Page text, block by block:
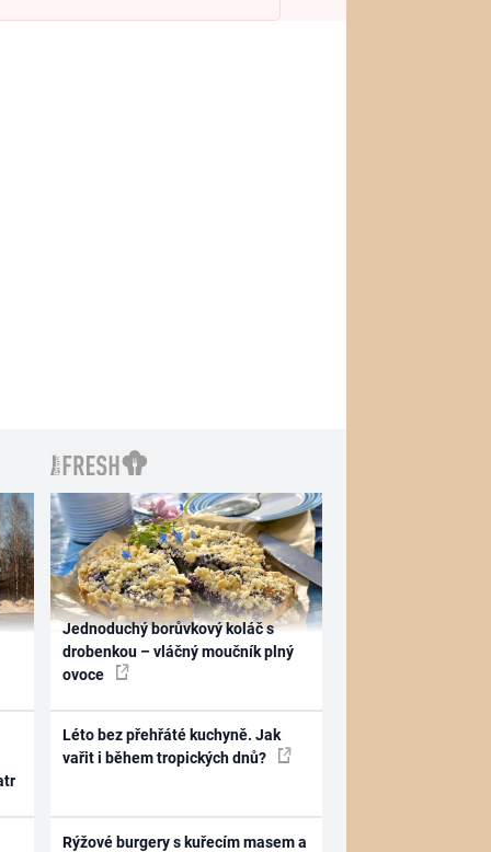
Jednoduchý borůvkový koláč s
drobenkou – vláčný moučník plný
ovoce
Léto bez přehřáté kuchyně. Jak
vařit i během tropických dnů?
Rýžové burgery s kuřecím masem a